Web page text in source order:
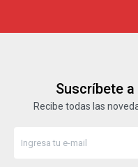
Suscríbete
Recibe todas las